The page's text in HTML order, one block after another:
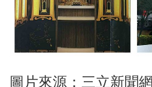
圖片來源：三立新聞網